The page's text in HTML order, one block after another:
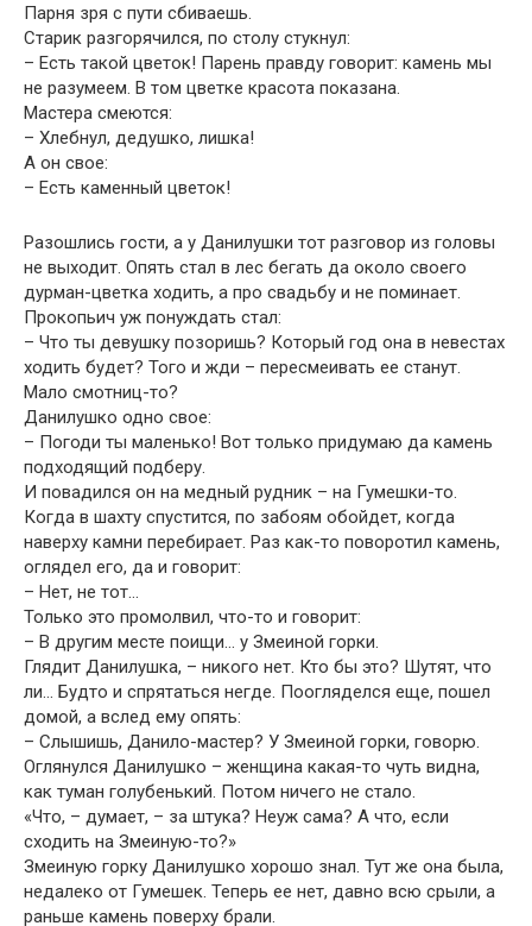
Парня зря с пути сбиваешь.
Старик разгорячился, по столу стукнул:
– Есть такой цветок! Парень правду говорит: камень мы
не разумеем. В том цветке красота показана.
Мастера смеются:
– Хлебнул, дедушко, лишка!
А он свое:
– Есть каменный цветок!
Разошлись гости, а у Данилушки тот разговор из головы
не выходит. Опять стал в лес бегать да около своего
дурман-цветка ходить, а про свадьбу и не поминает.
Прокопьич уж понуждать стал:
– Что ты девушку позоришь? Который год она в невестах
ходить будет? Того и жди – пересмеивать ее станут.
Мало смотниц-то?
Данилушко одно свое:
– Погоди ты маленько! Вот только придумаю да камень
подходящий подберу.
И повадился он на медный рудник – на Гумешки-то.
Когда в шахту спустится, по забоям обойдет, когда
наверху камни перебирает. Раз как-то поворотил камень,
оглядел его, да и говорит:
– Нет, не тот…
Только это промолвил, что-то и говорит:
– В другим месте поищи… у Змеиной горки.
Глядит Данилушка, – никого нет. Кто бы это? Шутят, что
ли… Будто и спрятаться негде. Поогляделся еще, пошел
домой, а вслед ему опять:
– Слышишь, Данило-мастер? У Змеиной горки, говорю.
Оглянулся Данилушко – женщина какая-то чуть видна,
как туман голубенький. Потом ничего не стало.
«Что, – думает, – за штука? Неуж сама? А что, если
сходить на Змеиную-то?»
Змеиную горку Данилушко хорошо знал. Тут же она была,
недалеко от Гумешек. Теперь ее нет, давно всю срыли, а
раньше камень поверху брали.